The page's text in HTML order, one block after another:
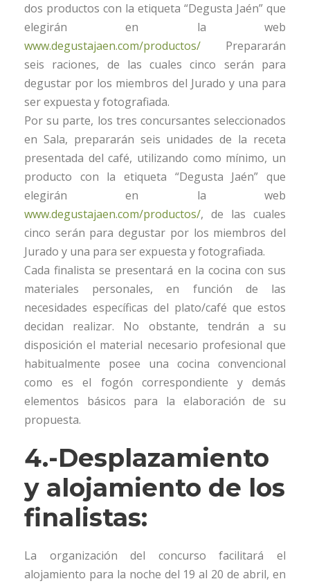
dos productos con la etiqueta “Degusta Jaén” que
elegirán en la web
www.degustajaen.com/productos/ Prepararán
seis raciones, de las cuales cinco serán para
degustar por los miembros del Jurado y una para
ser expuesta y fotografiada.
Por su parte, los tres concursantes seleccionados
en Sala, prepararán seis unidades de la receta
presentada del café, utilizando como mínimo, un
producto con la etiqueta “Degusta Jaén” que
elegirán en la web
www.degustajaen.com/productos/, de las cuales
cinco serán para degustar por los miembros del
Jurado y una para ser expuesta y fotografiada.
Cada finalista se presentará en la cocina con sus
materiales personales, en función de las
necesidades específicas del plato/café que estos
decidan realizar. No obstante, tendrán a su
disposición el material necesario profesional que
habitualmente posee una cocina convencional
como es el fogón correspondiente y demás
elementos básicos para la elaboración de su
propuesta.
4.-Desplazamiento
y alojamiento de los
finalistas:
La organización del concurso facilitará el
alojamiento para la noche del 19 al 20 de abril, en